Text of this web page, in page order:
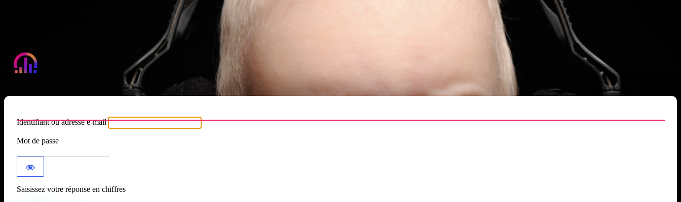
Atypique RADIO
Identifiant ou adresse e-mail
Mot de passe
Saisissez votre réponse en chiffres